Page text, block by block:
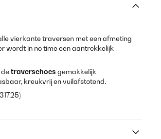
vierkante traversen met een afmeting
wordt in no time een aantrekkelijk
traversehoes gemakkelijk
kreukvrij en vuilafstotend.